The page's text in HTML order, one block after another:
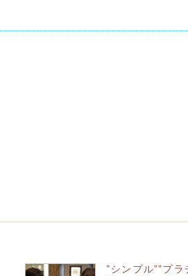
”シンプル””プ